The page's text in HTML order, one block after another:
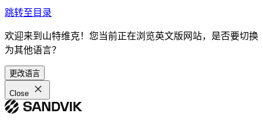
跳转至目录
欢迎来到山特维克！您当前正在浏览英文版网站，是否要切换
为其他语言？
更改语言
Close